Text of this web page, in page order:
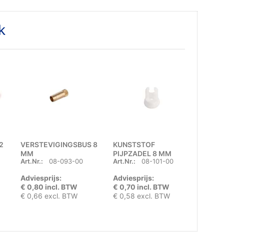
VERSTEVIGINGSBUS 8
MM
Art.Nr.: 08-093-00
Adviesprijs:
€ 0,80 incl. BTW
€ 0,66 excl. BTW
KUNSTSTOF
PIJPZADEL 8 MM
Art.Nr.: 08-101-00
Adviesprijs:
€ 0,70 incl. BTW
€ 0,58 excl. BTW